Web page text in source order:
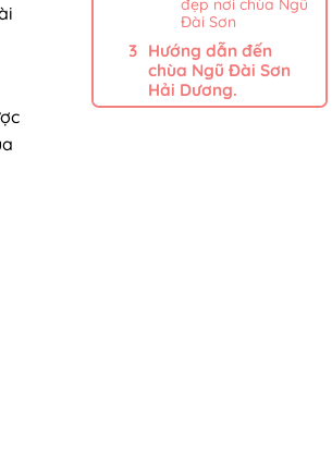
đẹp nơi chùa Ngũ
Đài Sơn
Hướng dẫn đến
chùa Ngũ Đài Sơn
Hải Dương.